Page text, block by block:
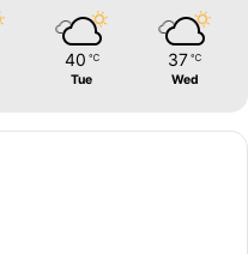
40 ℃
Tue
37 ℃
Wed